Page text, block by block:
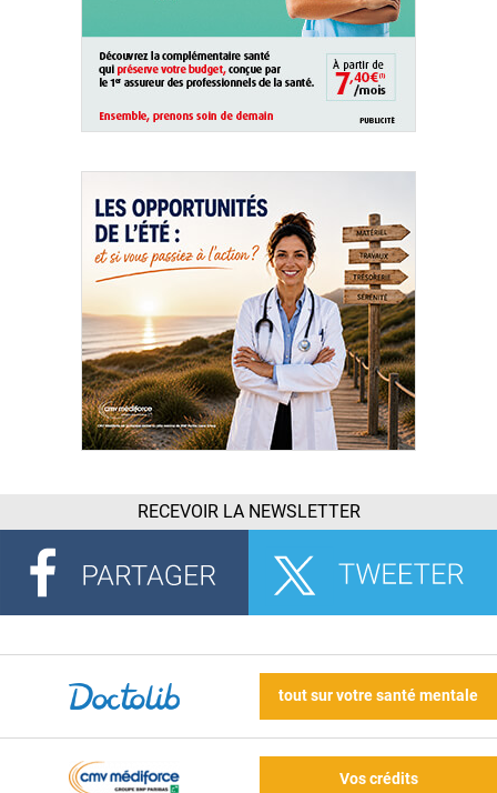
RECEVOIR LA NEWSLETTER
tout sur votre santé mentale
Vos crédits